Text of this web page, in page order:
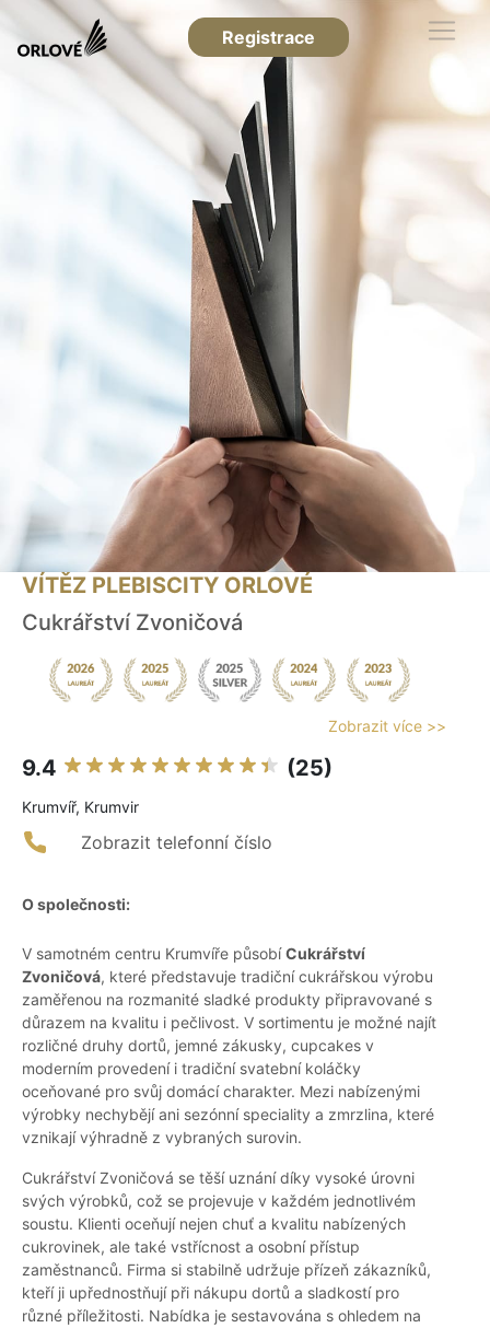
Registrace
VÍTĚZ PLEBISCITY ORLOVÉ
Cukrářství Zvoničová
Zobrazit více >>
9.4 (25)
Krumvíř, Krumvir
Zobrazit telefonní číslo
O společnosti:
V samotném centru Krumvíře působíCukrářství
Zvoničová, které představuje tradiční cukrářskou výrobu
zaměřenou na rozmanité sladké produkty připravované s
důrazem na kvalitu i pečlivost. V sortimentu je možné najít
rozličné druhy dortů, jemné zákusky, cupcakes v
moderním provedení i tradiční svatební koláčky
oceňované pro svůj domácí charakter. Mezi nabízenými
výrobky nechybějí ani sezónní speciality a zmrzlina, které
vznikají výhradně z vybraných surovin.
Cukrářství Zvoničová se těší uznání díky vysoké úrovni
svých výrobků, což se projevuje v každém jednotlivém
soustu. Klienti oceňují nejen chuť a kvalitu nabízených
cukrovinek, ale také vstřícnost a osobní přístup
zaměstnanců. Firma si stabilně udržuje přízeň zákazníků,
kteří ji upřednostňují při nákupu dortů a sladkostí pro
různé příležitosti. Nabídka je sestavována s ohledem na